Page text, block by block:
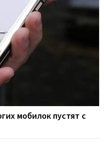
мобилок пустят с